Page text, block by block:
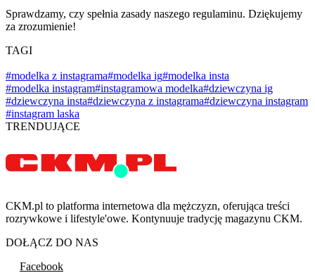
Sprawdzamy, czy spełnia zasady naszego regulaminu. Dziękujemy
za zrozumienie!
TAGI
#modelka z instagrama#modelka ig#modelka insta
#modelka instagram#instagramowa modelka#dziewczyna ig
#dziewczyna insta#dziewczyna z instagrama#dziewczyna instagram
#instagram laska
TRENDUJĄCE
CKM.pl to platforma internetowa dla mężczyzn, oferująca treści
rozrywkowe i lifestyle'owe. Kontynuuje tradycję magazynu CKM.
DOŁĄCZ DO NAS
Facebook